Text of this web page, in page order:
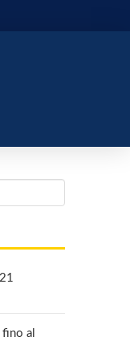
al